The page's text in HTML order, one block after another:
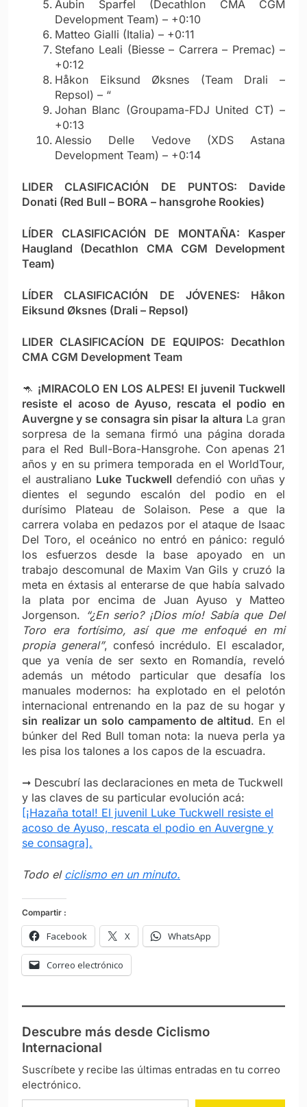
Aubin Sparfel (Decathlon CMA CGM
Development Team) – +0:10
Matteo Gialli (Italia) – +0:11
Stefano Leali (Biesse – Carrera – Premac) –
+0:12
Håkon Eiksund Øksnes (Team Drali –
Repsol) – “
Johan Blanc (Groupama-FDJ United CT) –
+0:13
Alessio Delle Vedove (XDS Astana
Development Team) – +0:14
LIDER CLASIFICACIÓN DE PUNTOS: Davide
Donati (Red Bull – BORA – hansgrohe Rookies)
LÍDER CLASIFICACIÓN DE MONTAÑA: Kasper
Haugland (Decathlon CMA CGM Development
Team)
LÍDER CLASIFICACIÓN DE JÓVENES: Håkon
Eiksund Øksnes (Drali – Repsol)
LIDER CLASIFICACÍON DE EQUIPOS: Decathlon
CMA CGM Development Team
🦘 ¡MIRACOLO EN LOS ALPES! El juvenil Tuckwell
resiste el acoso de Ayuso, rescata el podio en
Auvergne y se consagra sin pisar la altura La gran
sorpresa de la semana firmó una página dorada
para el Red Bull-Bora-Hansgrohe. Con apenas 21
años y en su primera temporada en el WorldTour,
el australiano Luke Tuckwell defendió con uñas y
dientes el segundo escalón del podio en el
durísimo Plateau de Solaison. Pese a que la
carrera volaba en pedazos por el ataque de Isaac
Del Toro, el oceánico no entró en pánico: reguló
los esfuerzos desde la base apoyado en un
trabajo descomunal de Maxim Van Gils y cruzó la
meta en éxtasis al enterarse de que había salvado
la plata por encima de Juan Ayuso y Matteo
Jorgenson. “¿En serio? ¡Dios mío! Sabía que Del
Toro era fortísimo, así que me enfoqué en mi
propia general”, confesó incrédulo. El escalador,
que ya venía de ser sexto en Romandía, reveló
además un método particular que desafía los
manuales modernos: ha explotado en el pelotón
internacional entrenando en la paz de su hogar y
sin realizar un solo campamento de altitud. En el
búnker del Red Bull toman nota: la nueva perla ya
les pisa los talones a los capos de la escuadra.
➞ Descubrí las declaraciones en meta de Tuckwell
y las claves de su particular evolución acá:
[¡Hazaña total! El juvenil Luke Tuckwell resiste el
acoso de Ayuso, rescata el podio en Auvergne y
se consagra].
Todo el ciclismo en un minuto.
Compartir :
Facebook X WhatsApp
Correo electrónico
Descubre más desde Ciclismo
Internacional
Suscríbete y recibe las últimas entradas en tu correo
electrónico.
Escribe tu correo electrónico…